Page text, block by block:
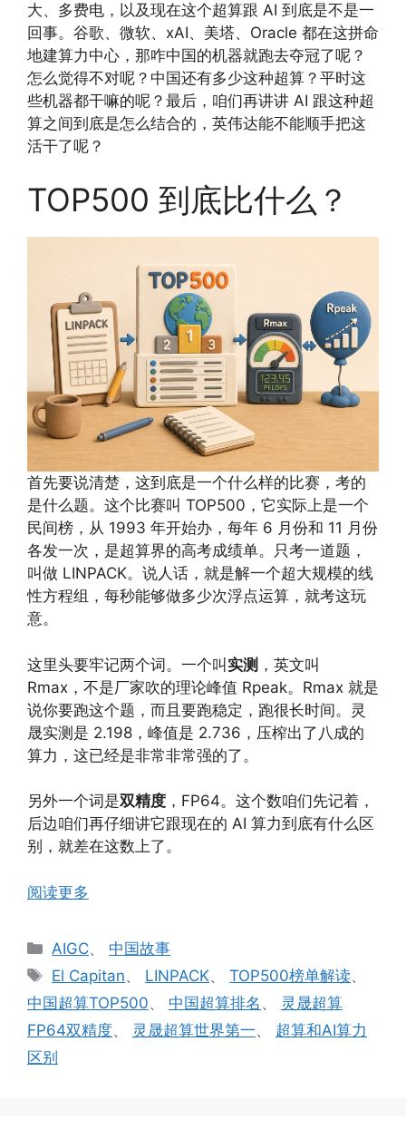
大、多费电，以及现在这个超算跟 AI 到底是不是一
回事。谷歌、微软、xAI、美塔、Oracle 都在这拼命
地建算力中心，那咋中国的机器就跑去夺冠了呢？
怎么觉得不对呢？中国还有多少这种超算？平时这
些机器都干嘛的呢？最后，咱们再讲讲 AI 跟这种超
算之间到底是怎么结合的，英伟达能不能顺手把这
活干了呢？
TOP500 到底比什么？
首先要说清楚，这到底是一个什么样的比赛，考的
是什么题。这个比赛叫 TOP500，它实际上是一个
民间榜，从 1993 年开始办，每年 6 月份和 11 月份
各发一次，是超算界的高考成绩单。只考一道题，
叫做 LINPACK。说人话，就是解一个超大规模的线
性方程组，每秒能够做多少次浮点运算，就考这玩
意。
这里头要牢记两个词。一个叫 实测 ，英文叫
Rmax，不是厂家吹的理论峰值 Rpeak。Rmax 就是
说你要跑这个题，而且要跑稳定，跑很长时间。灵
晟实测是 2.198，峰值是 2.736，压榨出了八成的
算力，这已经是非常非常强的了。
另外一个词是双精度 ，FP64。这个数咱们先记着，
后边咱们再仔细讲它跟现在的 AI 算力到底有什么区
别，就差在这数上了。
阅读更多
分
类
AIGC、 中国故事
标
签
El Capitan、 LINPACK、TOP500榜单解读、
中国超算TOP500、 中国超算排名 、 灵晟超算
FP64双精度、 灵晟超算世界第一、 超算和AI算力
区别